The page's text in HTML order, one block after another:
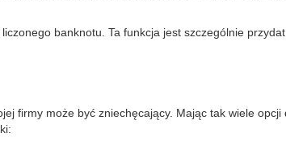
banknotu. Ta funkcja jest szczególnie
firmy może być zniechęcający. Mając tak wiele